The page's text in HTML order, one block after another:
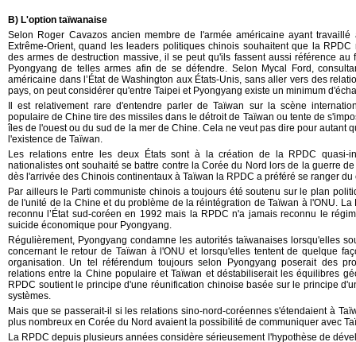
B) L'option taïwanaise
Selon Roger Cavazos ancien membre de l'armée américaine ayant
Extrême-Orient, quand les leaders politiques chinois souhaitent que la
des armes de destruction massive, il se peut qu'ils fassent aussi référence
Pyongyang de telles armes afin de se défendre. Selon Mycal Ford,
américaine dans l’État de Washington aux États-Unis, sans aller vers des
pays, on peut considérer qu'entre Taipei et Pyongyang existe un minimum
Il est relativement rare d'entendre parler de Taïwan sur la scène
populaire de Chine tire des missiles dans le détroit de Taïwan ou tente de
îles de l'ouest ou du sud de la mer de Chine. Cela ne veut pas dire pour autant
l'existence de Taïwan.
Les relations entre les deux États sont à la création de la RPDC quasi-
nationalistes ont souhaité se battre contre la Corée du Nord lors de la guerre
dès l'arrivée des Chinois continentaux à Taïwan la RPDC a préféré se ranger
Par ailleurs le Parti communiste chinois a toujours été soutenu sur le plan
de l'unité de la Chine et du problème de la réintégration de Taïwan à l'ONU.
reconnu l’État sud-coréen en 1992 mais la RPDC n'a jamais reconnu le
suicide économique pour Pyongyang.
Régulièrement, Pyongyang condamne les autorités taïwanaises lorsqu'elles
concernant le retour de Taïwan à l'ONU et lorsqu'elles tentent de quelque
organisation. Un tel référendum toujours selon Pyongyang poserait des
relations entre la Chine populaire et Taïwan et déstabiliserait les équilibres
RPDC soutient le principe d'une réunification chinoise basée sur le principe
systèmes.
Mais que se passerait-il si les relations sino-nord-coréennes s'étendaient à
plus nombreux en Corée du Nord avaient la possibilité de communiquer avec
La RPDC depuis plusieurs années considère sérieusement l'hypothèse de